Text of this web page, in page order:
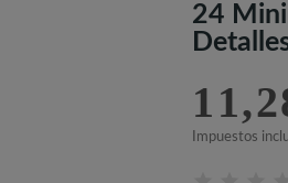
24 Mini
Impuestos